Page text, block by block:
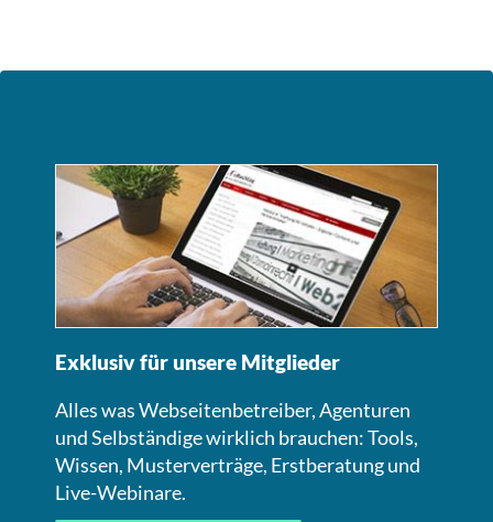
Exklusiv für unsere Mitglieder
Alles was Webseitenbetreiber, Agenturen
und Selbständige wirklich brauchen: Tools,
Wissen, Musterverträge, Erstberatung und
Live-Webinare.